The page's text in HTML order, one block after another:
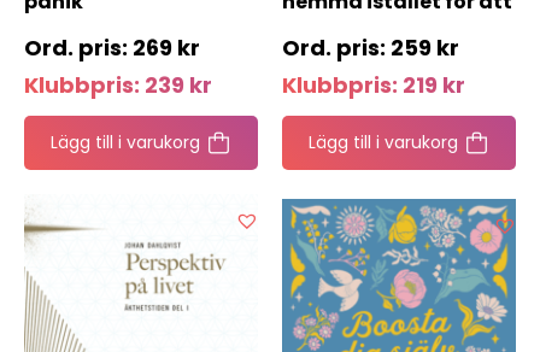
269 kr
Klubbpris: 239 kr
Lägg till i varukorg
259 kr
Klubbpris: 219 kr
Lägg till i varukorg